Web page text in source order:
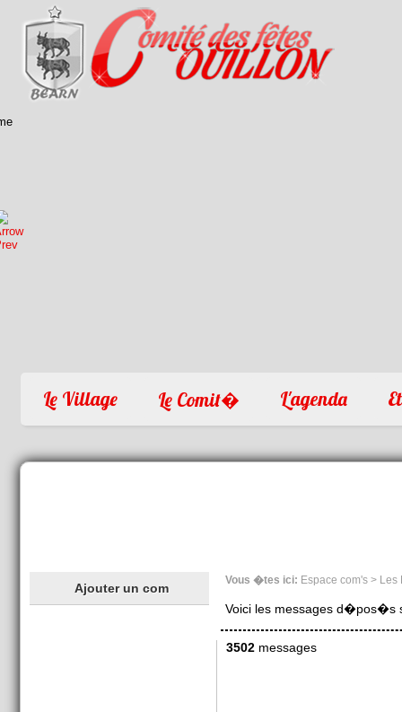
Le Village Le Comit� L'agenda
Vous �tes ici: Espace com's > Les
Voici les messages d�pos�s
3502messages
Ajouter un com